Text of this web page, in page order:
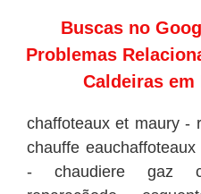
Buscas no
Problemas
Caldeiras em
chaffoteaux et maury -
chauffe
- chaudiere gaz